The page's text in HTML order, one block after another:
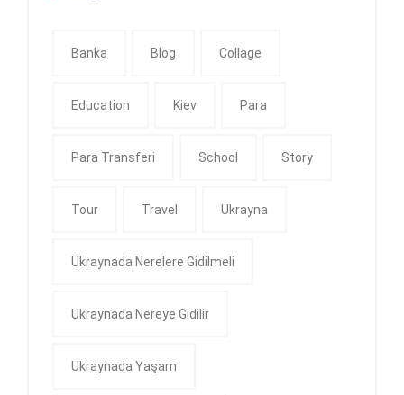
Banka Blog Collage
Education Kiev Para
Para Transferi School Story
Tour Travel Ukrayna
Ukraynada Nerelere Gidilmeli
Ukraynada Nereye Gidilir
Ukraynada Yaşam